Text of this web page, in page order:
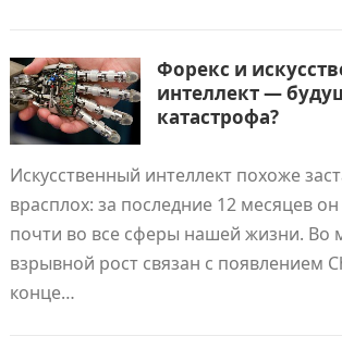
Форекс и
интеллект —
катастрофа?
Искусственный интеллект похоже
врасплох: за последние 12 месяцев
почти во все сферы нашей жизни. Во
взрывной рост связан с появлением
конце…